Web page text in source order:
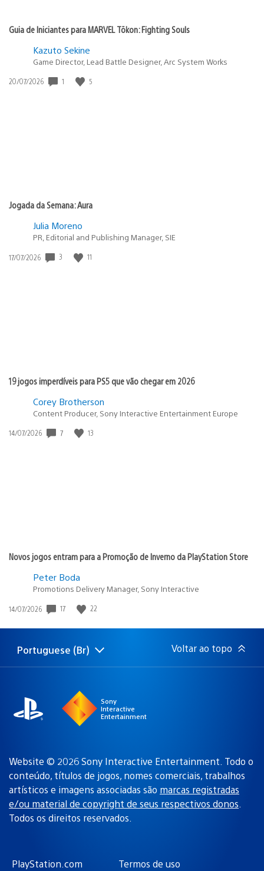
Guia de Iniciantes para MARVEL Tōkon: Fighting Souls
Kazuto Sekine
Game Director, Lead Battle Designer, Arc System Works
Data
20/07/2026 1 5
Jogada da Semana: Aura
Julia Moreno
PR, Editorial and Publishing Manager, SIE
Data
17/07/2026 3 11
19 jogos imperdíveis para PS5 que vão chegar em 2026
Corey Brotherson
Content Producer, Sony Interactive Entertainment Europe
Data
14/07/2026 7 13
Novos jogos entram para a Promoção de Inverno da PlayStation Store
Peter Boda
Promotions Delivery Manager, Sony Interactive
Data
publicação:
14/07/2026 17 22
Selecione
Região
Portuguese (Br) Voltar ao topo
Sony
Interactive
Entertainment
Website © 2026 Sony Interactive Entertainment. Todo o
conteúdo, títulos de jogos, nomes comerciais, trabalhos
artísticos e imagens associadas são marcas registradas
e/ou material de copyright de seus respectivos donos.
Todos os direitos reservados.
PlayStation.com Termos de uso